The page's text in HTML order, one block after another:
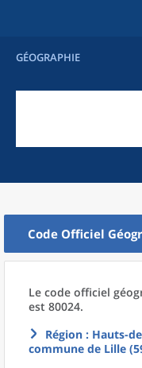
GÉOGRAPHIE
Code Officiel
Le code officiel
est 80024.
Région : Hauts-
commune de Lille